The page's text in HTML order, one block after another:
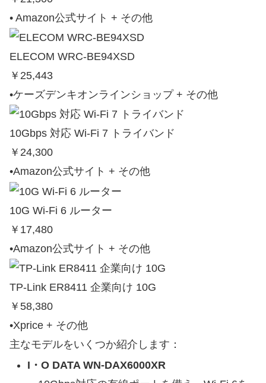
• Amazon公式サイト + その他
ELECOM WRC‑BE94XSD
￥25,443
•ケーズデンキオンラインショップ + その他
10Gbps 対応 Wi‑Fi 7 トライバンド
￥24,300
•Amazon公式サイト + その他
10G Wi‑Fi 6 ルーター
￥17,480
•Amazon公式サイト + その他
TP‑Link ER8411 企業向け 10G
￥58,380
•Xprice + その他
主なモデルをいくつか紹介します：
I・O DATA WN‑DAX6000XR